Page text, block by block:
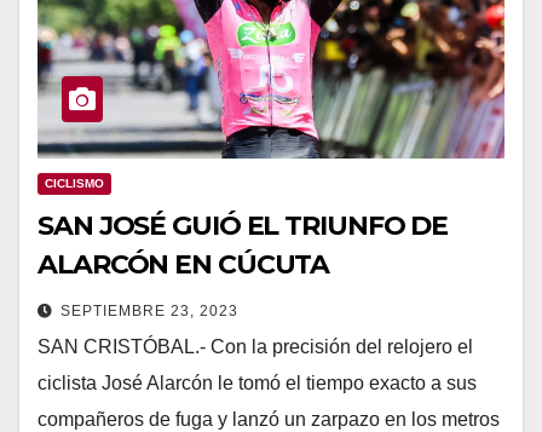
CICLISMO
SAN JOSÉ GUIÓ EL TRIUNFO DE
ALARCÓN EN CÚCUTA
SEPTIEMBRE 23, 2023
SAN CRISTÓBAL.- Con la precisión del relojero el
ciclista José Alarcón le tomó el tiempo exacto a sus
compañeros de fuga y lanzó un zarpazo en los metros